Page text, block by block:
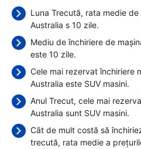
Luna Trecută, rata medie
Australia s 10 zile.
Mediu de închiriere de
este 10 zile.
Cele mai rezervat închiriere
Australia este SUV masini.
Anul Trecut, cele mai
Australia sunt SUV masini.
Cât de mult costă să
trecută, rata medie a